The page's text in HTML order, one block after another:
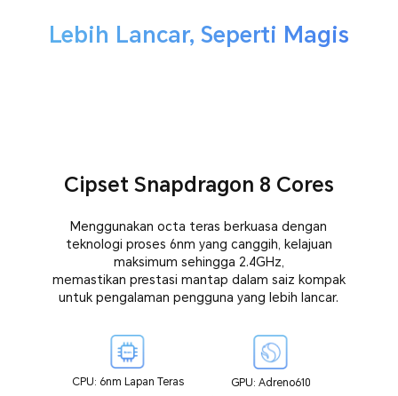
Lebih Lancar, Seperti Magis
Cipset Snapdragon 8 Cores
Menggunakan octa teras berkuasa dengan
teknologi proses 6nm yang canggih, kelajuan
maksimum sehingga 2.4GHz,
memastikan prestasi mantap dalam saiz kompak
untuk pengalaman pengguna yang lebih lancar.
CPU: 6nm Lapan Teras GPU: Adreno610